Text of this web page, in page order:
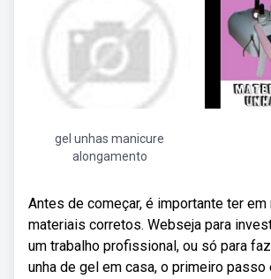
gel unhas manicure
alongamento
Antes de começar, é importante ter em
materiais corretos. Webseja para
um trabalho profissional, ou só para
unha de gel em casa, o primeiro passo